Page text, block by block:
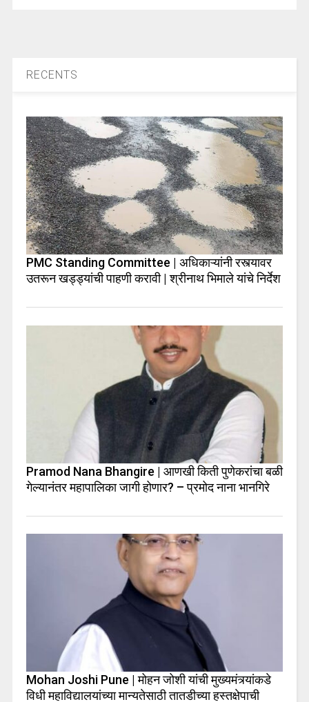
RECENTS
PMC Standing Committee | अधिकाऱ्यांनी रस्त्यावर
उतरून खड्ड्यांची पाहणी करावी | श्रीनाथ भिमाले यांचे निर्देश
Pramod Nana Bhangire | आणखी किती पुणेकरांचा बळी
गेल्यानंतर महापालिका जागी होणार? – प्रमोद नाना भानगिरे
Mohan Joshi Pune | मोहन जोशी यांची मुख्यमंत्र्यांकडे
विधी महाविद्यालयांच्या मान्यतेसाठी तातडीच्या हस्तक्षेपाची